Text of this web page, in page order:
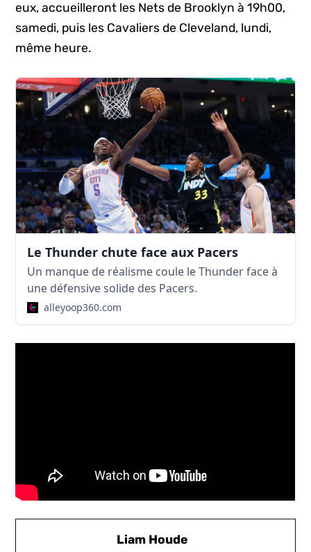
eux, accueilleront les Nets de Brooklyn à 19h00,
samedi, puis les Cavaliers de Cleveland, lundi,
même heure.
Le Thunder chute face aux Pacers
Un manque de réalisme coule le Thunder face à
une défensive solide des Pacers.
alleyoop360.com
Liam Houde